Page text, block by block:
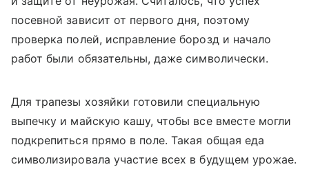
посевной зависит от первого дня, поэтому
проверка полей, исправление борозд и начало
работ были обязательны, даже символически.
Для трапезы хозяйки готовили специальную
выпечку и майскую кашу, чтобы все вместе могли
подкрепиться прямо в поле. Такая общая еда
символизировала участие всех в будущем урожае.